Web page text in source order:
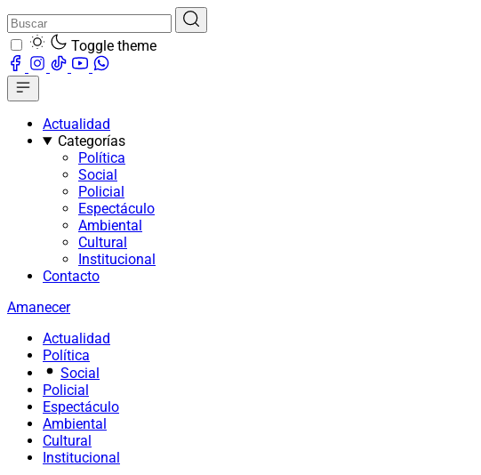
Toggle theme
Actualidad
Categorías
Política
Social
Policial
Espectáculo
Ambiental
Cultural
Institucional
Contacto
Amanecer
Actualidad
Política
Social
Policial
Espectáculo
Ambiental
Cultural
Institucional